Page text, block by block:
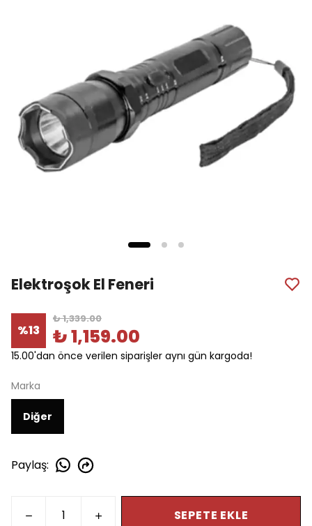
Elektroşok El Feneri
%13
₺ 1,339.00
₺ 1,159.00
15.00'dan önce verilen siparişler aynı gün kargoda!
Marka
Diğer
Paylaş:
SEPETE EKLE